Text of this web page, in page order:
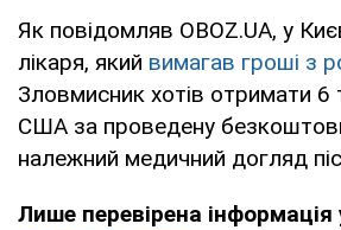
Як повідомляв OBOZ.UA, у
лікаря, який вимагав гроші з
Зловмисник хотів отримати 6
США за проведену
належний медичний догляд
Лише перевірена інформація